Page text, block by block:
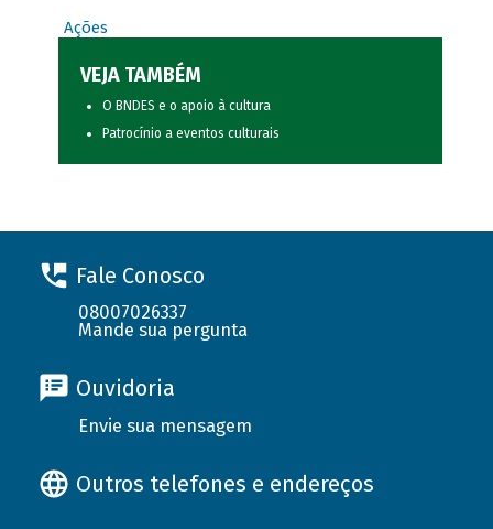
Ações
VEJA TAMBÉM
O BNDES e o apoio à cultura
Patrocínio a eventos culturais
Fale Conosco
08007026337
Mande sua pergunta
Ouvidoria
Envie sua mensagem
Outros telefones e endereços